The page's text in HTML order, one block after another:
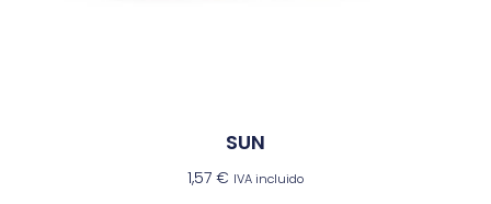
SUN
1,57 € IVA incluido